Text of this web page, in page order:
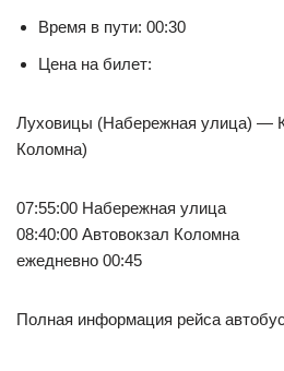
Время в пути: 00:30
Цена на билет:
Луховицы (Набережная улица) —
Коломна)
07:55:00 Набережная улица
08:40:00 Автовокзал Коломна
ежедневно 00:45
Полная информация рейса